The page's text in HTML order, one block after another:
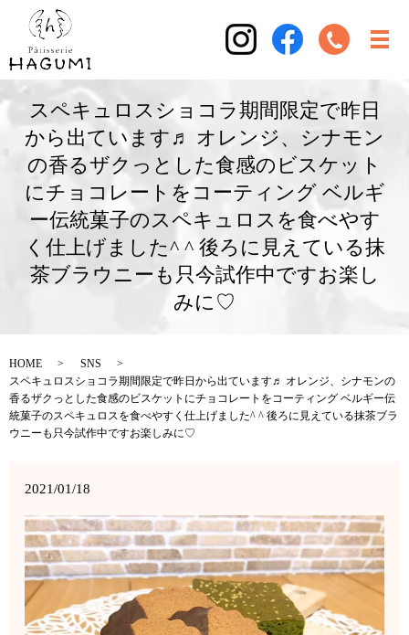
スペキュロスショコラ期間限定で昨日
から出ています♬ オレンジ、シナモン
の香るザクっとした食感のビスケット
にチョコレートをコーティング ベルギ
ー伝統菓子のスペキュロスを食べやす
く仕上げました^ ^ 後ろに見えている抹
茶ブラウニーも只今試作中ですお楽し
みに♡
HOME
SNS
スペキュロスショコラ期間限定で昨日から出ています♬ オレンジ、シナモンの
香るザクっとした食感のビスケットにチョコレートをコーティング ベルギー伝
統菓子のスペキュロスを食べやすく仕上げました^ ^ 後ろに見えている抹茶ブラ
ウニーも只今試作中ですお楽しみに♡
2021/01/18